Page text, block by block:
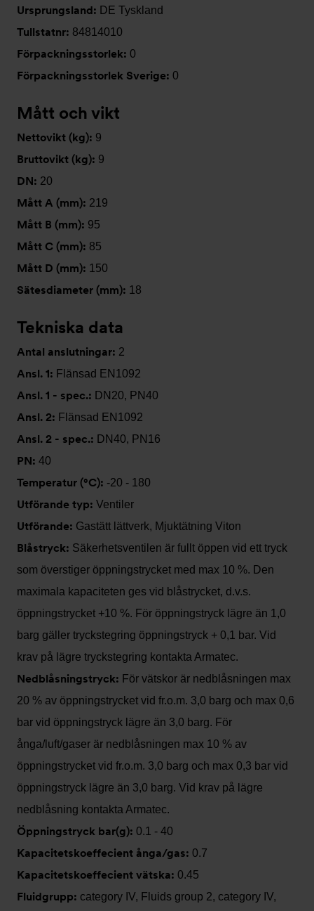
Ursprungsland: DE Tyskland
Tullstatnr: 84814010
Förpackningsstorlek: 0
Förpackningsstorlek Sverige: 0
Mått och vikt
Nettovikt (kg): 9
Bruttovikt (kg): 9
DN: 20
Mått A (mm): 219
Mått B (mm): 95
Mått C (mm): 85
Mått D (mm): 150
Sätesdiameter (mm): 18
Tekniska data
Antal anslutningar: 2
Ansl. 1: Flänsad EN1092
Ansl. 1 - spec.: DN20, PN40
Ansl. 2: Flänsad EN1092
Ansl. 2 - spec.: DN40, PN16
PN: 40
Temperatur (°C): -20 - 180
Utförande typ: Ventiler
Utförande: Gastätt lättverk, Mjuktätning Viton
Blåstryck: Säkerhetsventilen är fullt öppen vid ett tryck
som överstiger öppningstrycket med max 10 %. Den
maximala kapaciteten ges vid blåstrycket, d.v.s.
öppningstrycket +10 %. För öppningstryck lägre än 1,0
barg gäller tryckstegring öppningstryck + 0,1 bar. Vid
krav på lägre tryckstegring kontakta Armatec.
Nedblåsningstryck: För vätskor är nedblåsningen max
20 % av öppningstrycket vid fr.o.m. 3,0 barg och max 0,6
bar vid öppningstryck lägre än 3,0 barg. För
ånga/luft/gaser är nedblåsningen max 10 % av
öppningstrycket vid fr.o.m. 3,0 barg och max 0,3 bar vid
öppningstryck lägre än 3,0 barg. Vid krav på lägre
nedblåsning kontakta Armatec.
Öppningstryck bar(g): 0.1 - 40
Kapacitetskoeffecient ånga/gas: 0.7
Kapacitetskoeffecient vätska: 0.45
Fluidgrupp: category IV, Fluids group 2, category IV,